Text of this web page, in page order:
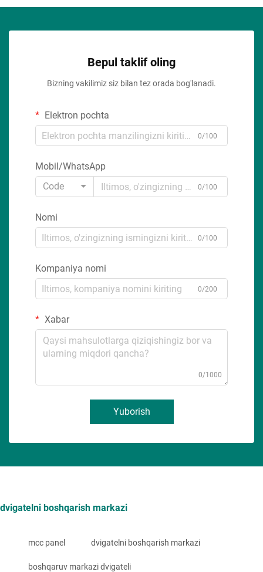
Bepul taklif oling
Bizning vakilimiz siz bilan tez orada bog'lanadi.
Elektron pochta
0/100
Mobil/WhatsApp
Code
0/100
Nomi
0/100
Kompaniya nomi
0/200
Xabar
0/1000
Yuborish
dvigatelni boshqarish markazi
mcc panel dvigatelni boshqarish markazi
boshqaruv markazi dvigateli